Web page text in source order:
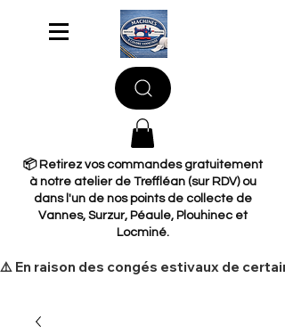
📦 Retirez vos commandes gratuitement
à notre atelier de Treffléan (sur RDV) ou
dans l'un de nos points de collecte de
Vannes, Surzur, Péaule, Plouhinec et
Locminé.
​⚠️ En raison des congés estivaux de